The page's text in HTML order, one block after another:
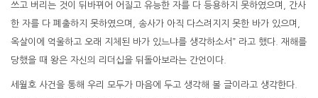
쓰고 버리는 것이 뒤바뀌어 어질고 유능한 자를 다 등용하지 못하였으며, 간사
한 자를 다 폐출하지 못하였으며, 송사가 아직 다스려지지 못한 바가 있으며,
옥살이에 억울하고 오래 지체된 바가 있느냐를 생각하소서” 라고 했다. 재해를
당했을 때 왕은 자신의 리더십을 뒤돌아보라는 간언이다.
세월호 사건을 통해 우리 모두가 마음에 두고 생각해 볼 글이라고 생각한다.